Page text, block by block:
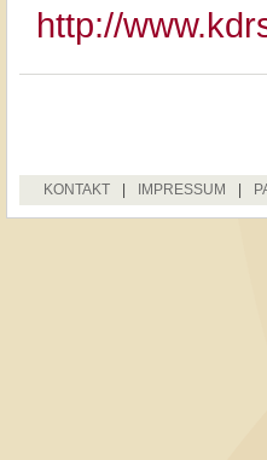
http://
KONTAKT IMPRESSUM